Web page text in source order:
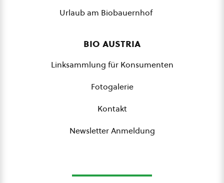
Urlaub am Biobauernhof
bio austria
Linksammlung für Konsumenten
Fotogalerie
Kontakt
Newsletter Anmeldung